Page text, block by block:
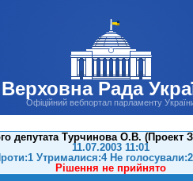
Верховна Рада
Офіційний вебпортал парламенту
депутата Турчинова О.В. (Проект
11.07.2003 11:01
Утрималися:4 Не
Рішення не прийнято